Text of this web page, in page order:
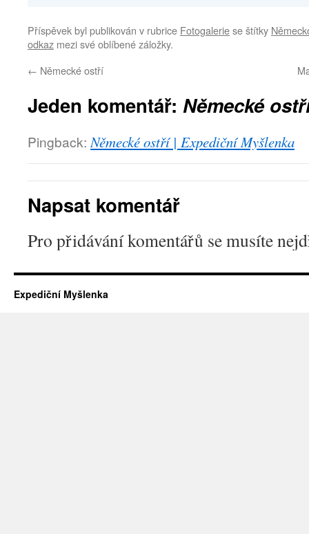
Příspěvek byl publikován v rubrice Fotogaleriese štítky
odkaz mezi své oblíbené záložky.
← Německé ostří
Jeden komentář: Německé
Pingback: Německé ostří | Expediční Myšlenka
Napsat komentář
Pro přidávání komentářů se musíte
Expediční Myšlenka